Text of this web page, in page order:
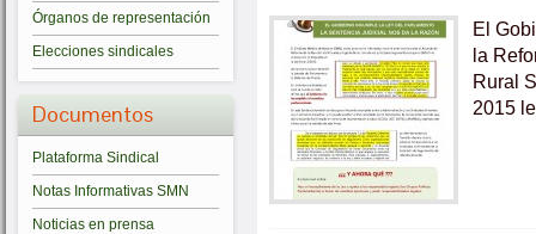
Órganos de representación
Elecciones sindicales
Documentos
Plataforma Sindical
Notas Informativas SMN
Noticias en prensa
El
la
Rural
2015